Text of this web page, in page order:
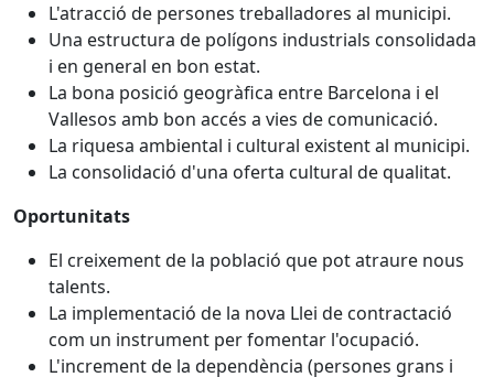
L'atracció de persones treballadores al municipi.
Una estructura de polígons industrials consolidada
i en general en bon estat.
La bona posició geogràfica entre Barcelona i el
Vallesos amb bon accés a vies de comunicació.
La riquesa ambiental i cultural existent al municipi.
La consolidació d'una oferta cultural de qualitat.
Oportunitats
El creixement de la població que pot atraure nous
talents.
La implementació de la nova Llei de contractació
com un instrument per fomentar l'ocupació.
L'increment de la dependència (persones grans i